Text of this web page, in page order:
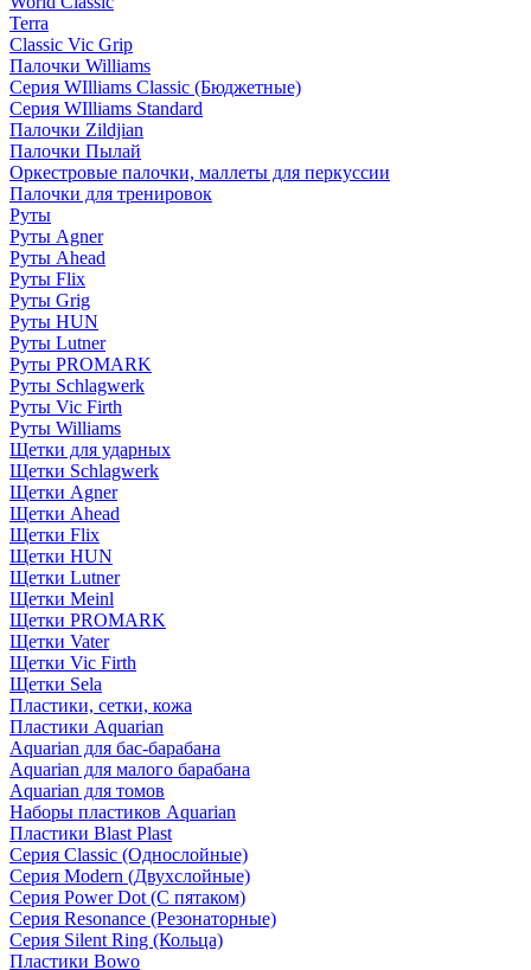
Terra
Classic Vic Grip
Палочки Williams
Серия WIlliams Classic (Бюджетные)
Серия WIlliams Standard
Палочки Zildjian
Палочки Пылай
Оркестровые палочки, маллеты для перкуссии
Палочки для тренировок
Руты
Руты Agner
Руты Ahead
Руты Flix
Руты Grig
Руты HUN
Руты Lutner
Руты PROMARK
Руты Schlagwerk
Руты Vic Firth
Руты Williams
Щетки для ударных
Щетки Schlagwerk
Щетки Agner
Щетки Ahead
Щетки Flix
Щетки HUN
Щетки Lutner
Щетки Meinl
Щетки PROMARK
Щетки Vater
Щетки Vic Firth
Щетки Sela
Пластики, сетки, кожа
Пластики Aquarian
Aquarian для бас-барабана
Aquarian для малого барабана
Aquarian для томов
Наборы пластиков Aquarian
Пластики Blast Plast
Серия Classic (Однослойные)
Серия Modern (Двухслойные)
Серия Power Dot (С пятаком)
Серия Resonance (Резонаторные)
Серия Silent Ring (Кольца)
Пластики Bowo